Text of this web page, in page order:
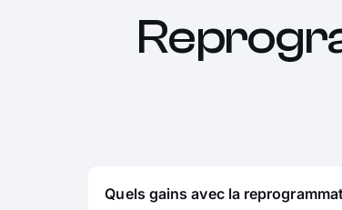
Quels gains avec la